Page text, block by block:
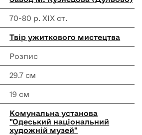
70-80 р. ХІХ ст.
Твір ужиткового мистецтва
Розпис
29.7 см
19 см
Комунальна установа
"Одеський національний
художній музей"